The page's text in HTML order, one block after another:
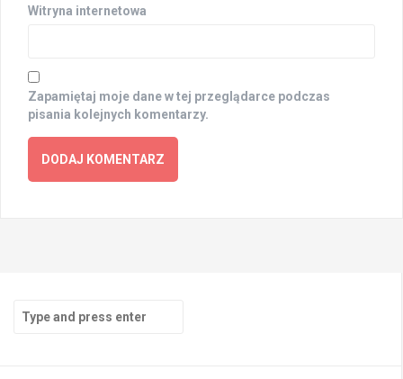
Witryna internetowa
Zapamiętaj moje dane w tej przeglądarce podczas
pisania kolejnych komentarzy.
for: